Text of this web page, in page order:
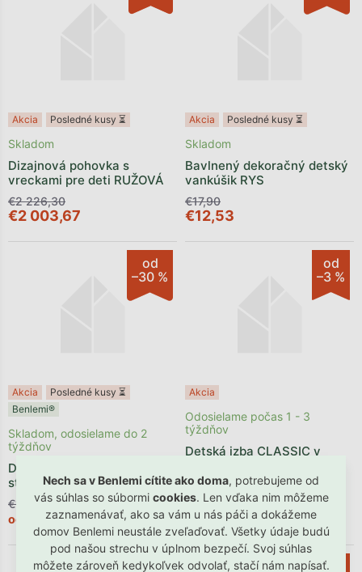
Nech sa v Benlemi cítite ako doma, potrebujeme od
vás súhlas so súbormi cookies. Len vďaka nim môžeme
zaznamenávať, ako sa vám u nás páči a dokážeme
domov Benlemi neustále zveľaďovať. Všetky údaje budú
pod našou strechu v úplnom bezpečí. Svoj súhlas
môžete zároveň kedykoľvek odvolať, stačí nám napísať.
Akcia Posledné kusy ⏳
Dizajnová pohovka s
vreckami pre deti RUŽOVÁ
Skladom
€2 226,30
€2 003,67
Akcia Posledné kusy ⏳
Bavlnený dekoračný detský
vankúšik RYS
Skladom
€17,90
€12,53
od
–30 %
Akcia
Posledné kusy ⏳
Benlemi®
Detský kresliaci domčekový
stolík ART
Skladom, odosielame do 2
týždňov
€189,90
od
€132,93
od
–3 %
Akcia
Detská izba CLASSIC v
Odosielame počas 1 - 3
týždňov
€1 264,49
od €1 226,56
–14 % –20 %